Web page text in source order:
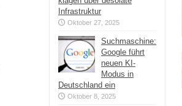
Infrastruktur
Oktober 27, 2025
Suchmaschine:
Google führt
neuen KI-
Modus in
Deutschland ein
Oktober 8, 2025